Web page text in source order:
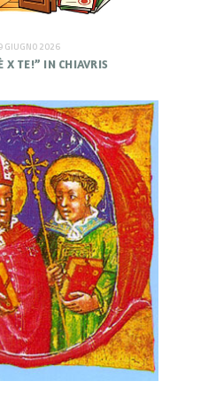
GIUGNO 2026
X TE!” IN CHIAVRIS